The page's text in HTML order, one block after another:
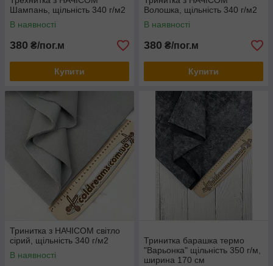
Шампань, щільність 340 г/м2
В наявності
380 ₴/пог.м
Купити
Волошка, щільність 340 г/м2
В наявності
380 ₴/пог.м
Купити
Тринитка з НАЧІСОМ світло
сірий, щільність 340 г/м2
В наявності
Тринитка барашка термо
"Варьонка" щільність 350 г/м,
ширина 170 см